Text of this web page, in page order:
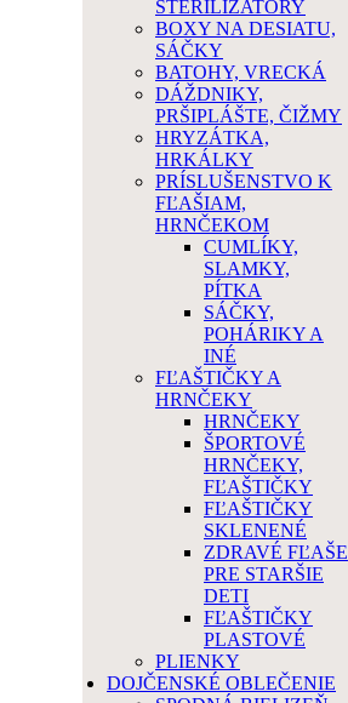
STERILIZATORY
BOXY NA DESIATU,
SÁČKY
BATOHY, VRECKÁ
DÁŽDNIKY,
PRŠIPLÁŠTE, ČIŽMY
HRYZÁTKA,
HRKÁLKY
PRÍSLUŠENSTVO K
FĽAŠIAM,
HRNČEKOM
CUMLÍKY,
SLAMKY,
PÍTKA
SÁČKY,
POHÁRIKY A
INÉ
FĽAŠTIČKY A
HRNČEKY
HRNČEKY
ŠPORTOVÉ
HRNČEKY,
FĽAŠTIČKY
FĽAŠTIČKY
SKLENENÉ
ZDRAVÉ FĽAŠE
PRE STARŠIE
DETI
FĽAŠTIČKY
PLASTOVÉ
PLIENKY
DOJČENSKÉ OBLEČENIE